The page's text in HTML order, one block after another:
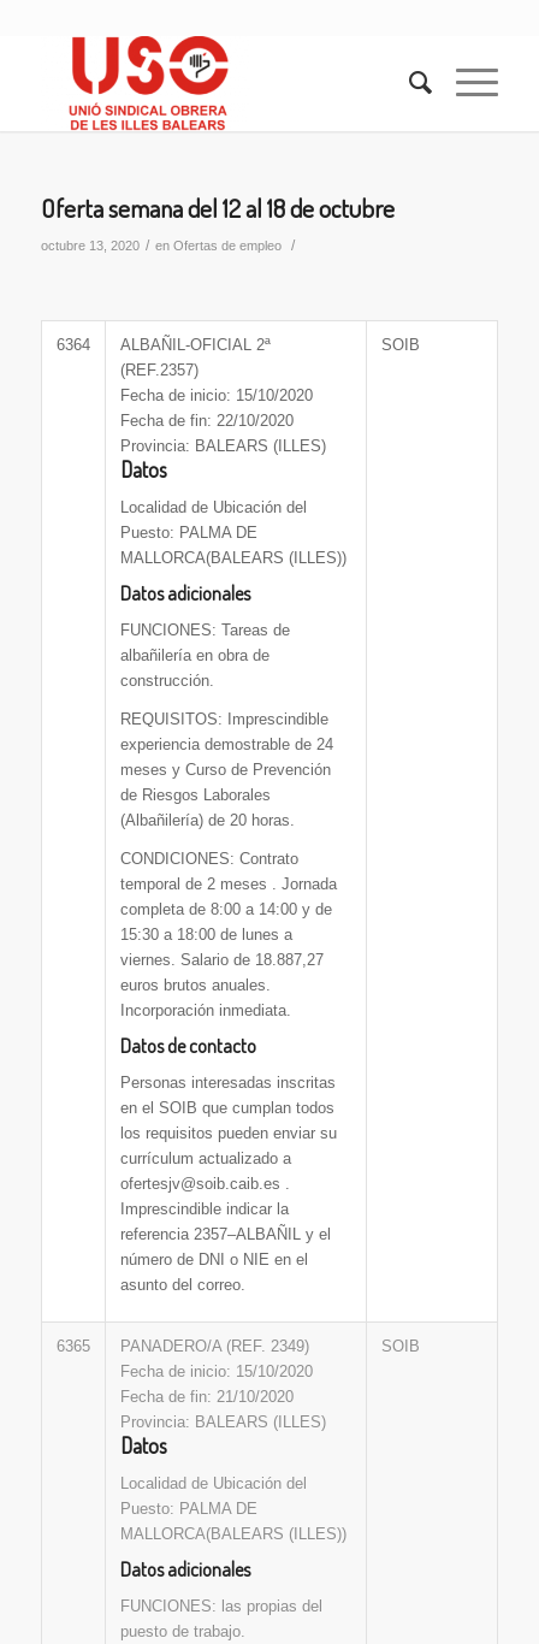
Oferta semana del 12 al 18 de octubre
octubre 13, 2020 / en Ofertas de empleo /
6364
ALBAÑIL-OFICIAL 2ª
(REF.2357)
Fecha de inicio: 15/10/2020
Fecha de fin: 22/10/2020
Provincia: BALEARS (ILLES)
Datos
Localidad de Ubicación del
Puesto: PALMA DE
MALLORCA(BALEARS (ILLES))
Datos adicionales
FUNCIONES: Tareas de
albañilería en obra de
construcción.
REQUISITOS: Imprescindible
experiencia demostrable de 24
meses y Curso de Prevención
de Riesgos Laborales
(Albañilería) de 20 horas.
CONDICIONES: Contrato
temporal de 2 meses . Jornada
completa de 8:00 a 14:00 y de
15:30 a 18:00 de lunes a
viernes. Salario de 18.887,27
euros brutos anuales.
Incorporación inmediata.
Datos de contacto
Personas interesadas inscritas
en el SOIB que cumplan todos
los requisitos pueden enviar su
currículum actualizado a
ofertesjv@soib.caib.es .
Imprescindible indicar la
referencia 2357–ALBAÑIL y el
número de DNI o NIE en el
asunto del correo.
SOIB
6365
PANADERO/A (REF. 2349)
Fecha de inicio: 15/10/2020
Fecha de fin: 21/10/2020
Provincia: BALEARS (ILLES)
Datos
Localidad de Ubicación del
Puesto: PALMA DE
MALLORCA(BALEARS (ILLES))
Datos adicionales
FUNCIONES: las propias del
puesto de trabajo.
SOIB